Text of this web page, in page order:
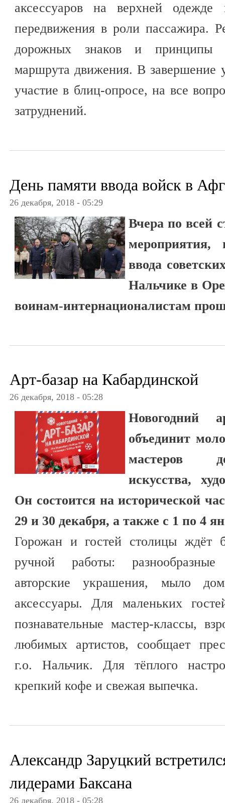
аксессуаров на верхней одежде
передвижения в роли пассажира.
дорожных знаков и принципы
маршрута движения. В завершение
участие в блиц-опросе, на все
затруднений.
День памяти ввода войск в
26 декабря, 2018 - 05:29
Вчера по всей
мероприятия,
ввода
Нальчике в
воинам-интернационалистам
Арт-базар на Кабардинской
26 декабря, 2018 - 05:28
Новогодний
объединит
мастеров
искусства,
Он состоится на исторической
29 и 30 декабря, а также с 1 по 4
Горожан и гостей столицы ждёт
ручной работы:
авторские украшения, мыло
аксессуары. Для маленьких
познавательные мастер-классы,
любимых артистов, сообщает
г.о. Нальчик. Для тёплого
крепкий кофе и свежая выпечка.
Александр Заруцкий
лидерами Баксана
26 декабря, 2018 - 05:28